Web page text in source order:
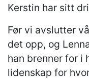
Kerstin har sitt
Før vi avslutter
det opp, og
han brenner for i
lidenskap for